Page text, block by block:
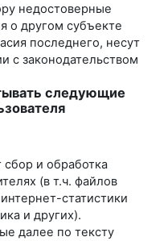
недостоверные
о другом субъекте
последнего, несут
с законодательством
следующие
сбор и обработка
(в т.ч. файлов
статистики
и других).
далее по тексту